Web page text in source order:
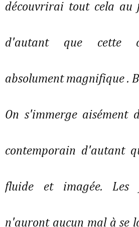
découvrirai tout cela au
d'autant que cette
absolument magnifique .
On s'immerge aisément
contemporain d'autant
fluide et imagée. Les
n'auront aucun mal à se